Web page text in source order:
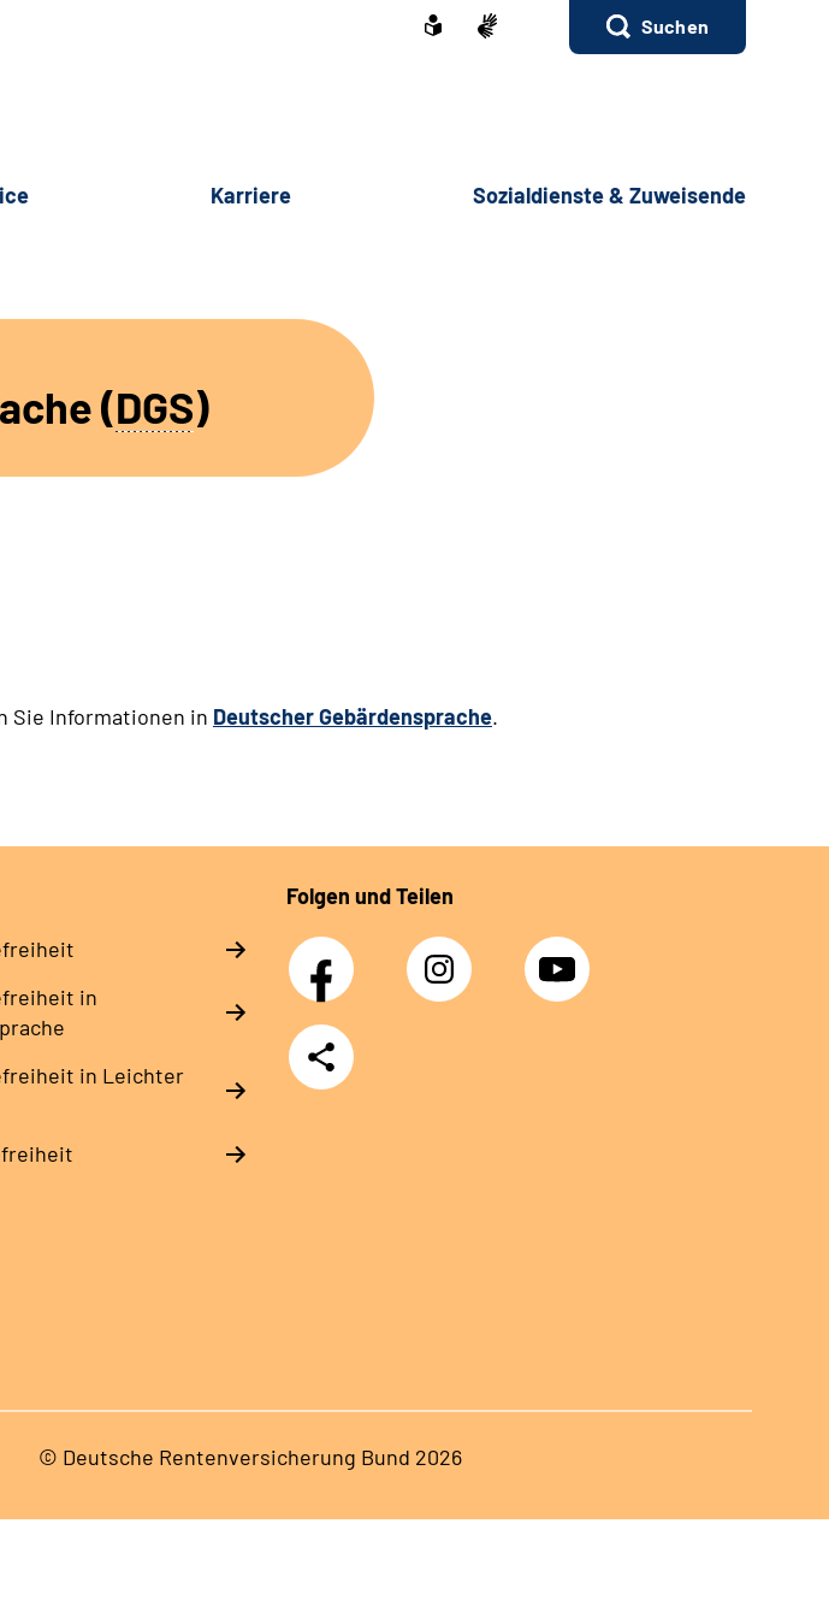
Suchen
Karriere Sozialdienste & Zuweisende
(DGS)
Sie Informationen in Deutscher Gebärdensprache.
in
in Leichter
Folgen und Teilen
Facebook Instagram YouTube
Teilen
© Deutsche Rentenversicherung Bund 2026